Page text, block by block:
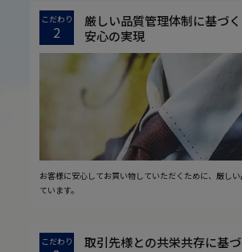
こだわり
2
厳しい品質管理体制に基づく
安心の実現
お客様に安心してお買い物していただくために、厳し
ています。
こだわり
取引先様との共栄共存に基づ